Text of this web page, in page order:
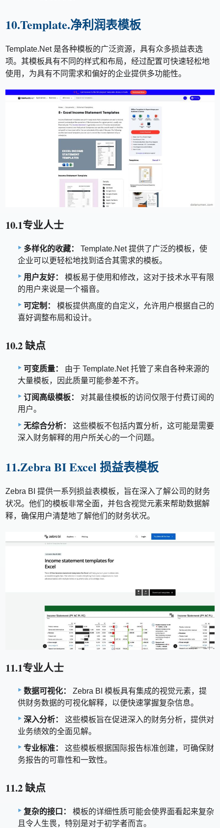
10.Template.净利润表模板
Template.Net 是各种模板的广泛资源，具有众多损益表选
项。其模板具有不同的样式和布局，经过配置可快速轻松地
使用，为具有不同需求和偏好的企业提供多功能性。
10.1专业人士
多样化的收藏：
Template.Net 提供了广泛的模板，使
企业可以更轻松地找到适合其需求的模板。
用户友好：
模板易于使用和修改，这对于技术水平有限
的用户来说是一个福音。
可定制：
模板提供高度的自定义，允许用户根据自己的
喜好调整布局和设计。
10.2 缺点
可变质量：
由于 Template.Net 托管了来自各种来源的
大量模板，因此质量可能参差不齐。
订阅高级模板：
对其最佳模板的访问仅限于付费订阅的
用户。
无综合分析：
这些模板不包括内置分析，这可能是需要
深入财务解释的用户所关心的一个问题。
11.Zebra BI Excel 损益表模板
Zebra BI 提供一系列损益表模板，旨在深入了解公司的财务
状况。他们的模板非常全面，并包含视觉元素来帮助数据解
释，确保用户清楚地了解他们的财务状况。
11.1专业人士
数据可视化：
Zebra BI 模板具有集成的视觉元素，提
供财务数据的可视化解释，以便快速掌握复杂信息。
深入分析：
这些模板旨在促进深入的财务分析，提供对
业务绩效的全面见解。
专业标准：
这些模板根据国际报告标准创建，可确保财
务报告的可靠性和一致性。
11.2 缺点
复杂的接口：
模板的详细性质可能会使界面看起来复杂
且令人生畏，特别是对于初学者而言。